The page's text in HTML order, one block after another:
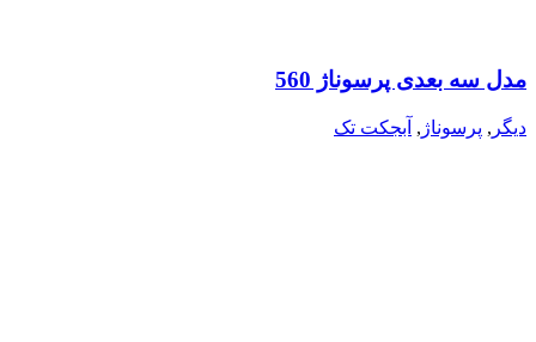
مدل سه بعدی پرسوناژ 560
دیگر , پرسوناژ , آبجکت تک